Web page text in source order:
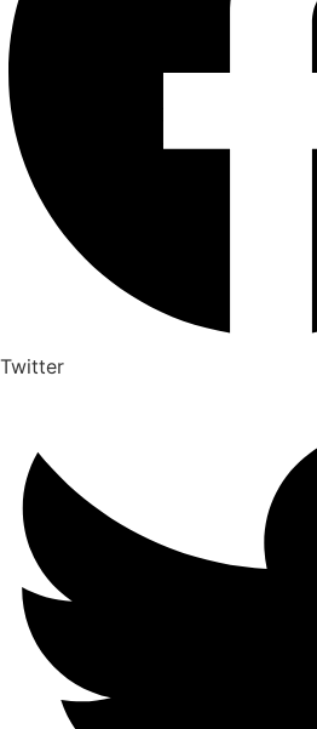
Twitter